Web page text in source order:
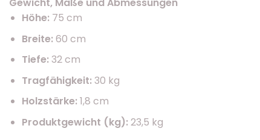
Höhe: 75 cm
Breite: 60 cm
Tiefe: 32 cm
Tragfähigkeit: 30 kg
Holzstärke: 1,8 cm
Produktgewicht (kg): 23,5 kg